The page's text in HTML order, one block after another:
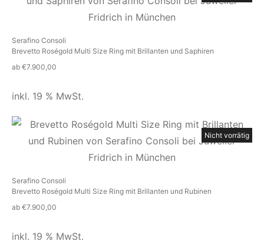
Serafino Consoli
Brevetto Roségold Multi Size Ring mit Brillanten und Saphiren
ab €7.900,00
inkl. 19 % MwSt.
Nicht vorrätig
Serafino Consoli
Brevetto Roségold Multi Size Ring mit Brillanten und Rubinen
ab €7.900,00
inkl. 19 % MwSt.